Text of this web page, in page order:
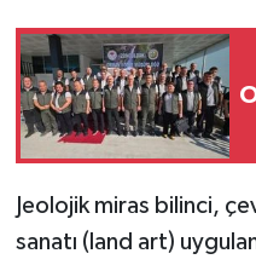
Jeolojik miras bilinci,
sanatı (land art)